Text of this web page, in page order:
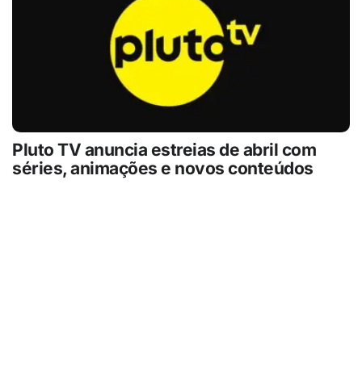
Pluto TV anuncia estreias de abril com
séries, animações e novos conteúdos